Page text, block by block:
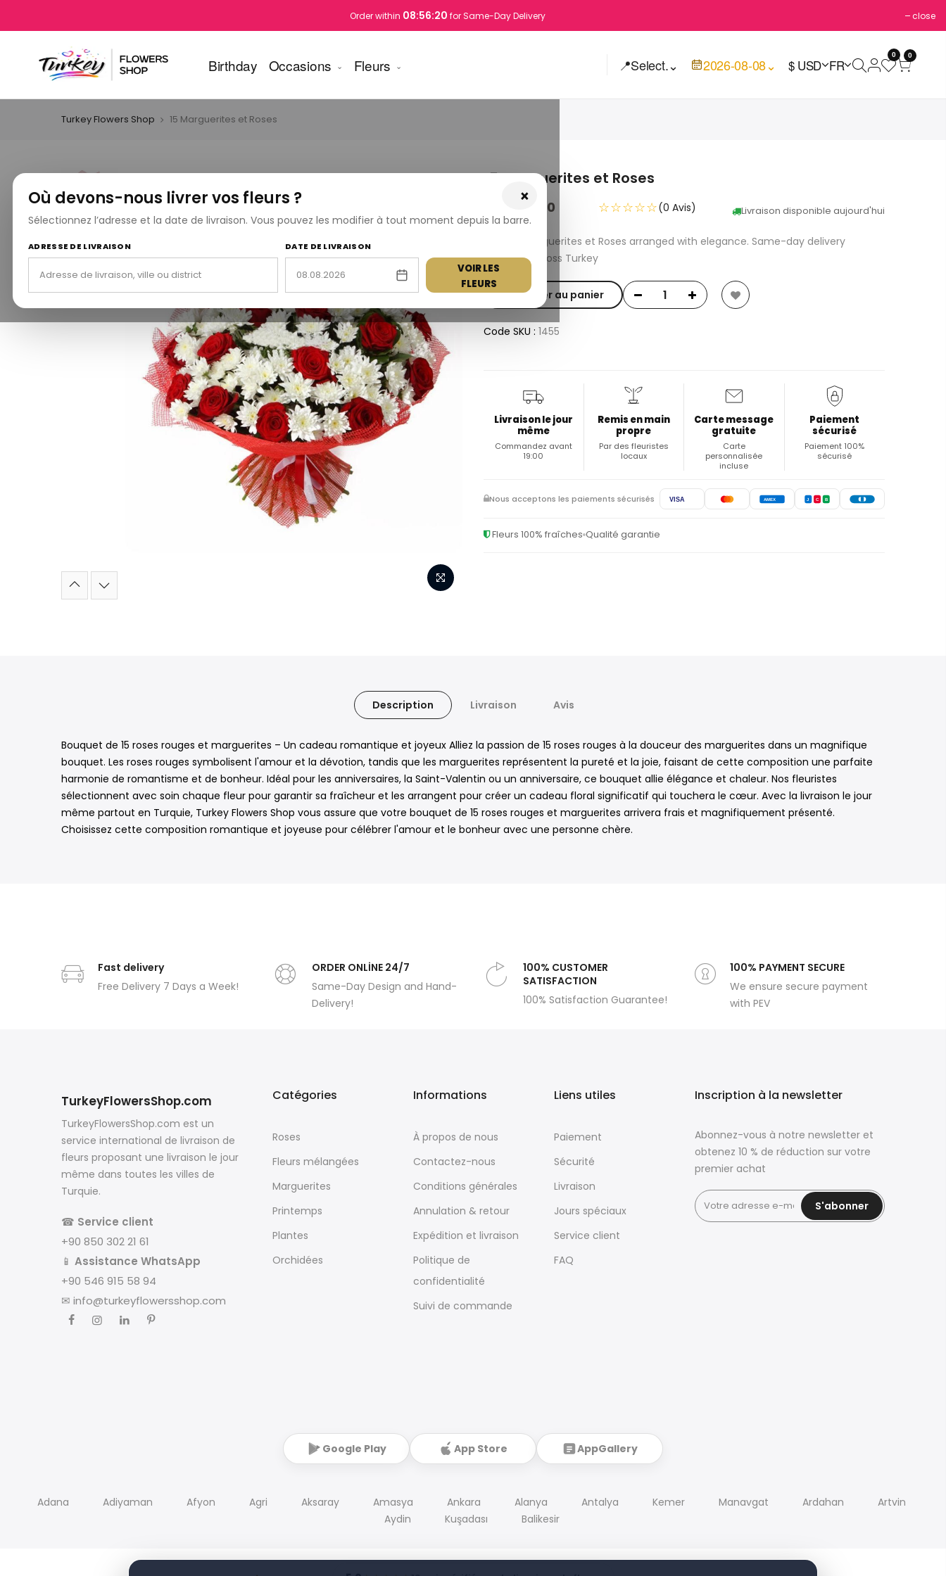
Order within08:56:19for Same-Day Delivery close
Birthday Occasions Fleurs 📍Select.⌄ 2026-08-08⌄ $ USD FR
0 0
×
Où devons-nous livrer vos fleurs ?
Sélectionnez l’adresse et la date de livraison. Vous pouvez les modifier à tout moment depuis la barre.
ADRESSE DE LIVRAISON DATE DE LIVRAISON
VOIR LES
FLEURS
Turkey Flowers Shop 15 Marguerites et Roses
15 Marguerites et Roses
USD 140.00 Livraison disponible aujourd'hui
☆☆☆☆☆(0 Avis)
Fresh 15 Marguerites et Roses arranged with elegance. Same-day delivery
available across Turkey
Ajouter au panier
Code SKU : 1455
Livraison le jour
même
Commandez avant
19:00
Remis en main
propre
Par des fleuristes
locaux
Carte message
gratuite
Carte
personnalisée
incluse
Paiement
sécurisé
Paiement 100%
sécurisé
Nous acceptons les paiements sécurisés VISA AMEX J C B
Fleurs 100% fraîches Qualité garantie
Description Livraison Avis
Bouquet de 15 roses rouges et marguerites – Un cadeau romantique et joyeux Alliez la passion de 15 roses rouges à la douceur des marguerites dans un magnifique
bouquet. Les roses rouges symbolisent l'amour et la dévotion, tandis que les marguerites représentent la pureté et la joie, faisant de cette composition une parfaite
harmonie de romantisme et de bonheur. Idéal pour les anniversaires, la Saint-Valentin ou un anniversaire, ce bouquet allie élégance et chaleur. Nos fleuristes
sélectionnent avec soin chaque fleur pour garantir sa fraîcheur et les arrangent pour créer un cadeau floral significatif qui touchera le cœur. Avec la livraison le jour
même partout en Turquie, Turkey Flowers Shop vous assure que votre bouquet de 15 roses rouges et marguerites arrivera frais et magnifiquement présenté.
Choisissez cette composition romantique et joyeuse pour célébrer l'amour et le bonheur avec une personne chère.
Fast delivery
Free Delivery 7 Days a Week!
ORDER ONLİNE 24/7
Same-Day Design and Hand-
Delivery!
100% CUSTOMER
SATISFACTION
100% Satisfaction Guarantee!
100% PAYMENT SECURE
We ensure secure payment
with PEV
TurkeyFlowersShop.com
TurkeyFlowersShop.com est un
service international de livraison de
fleurs proposant une livraison le jour
même dans toutes les villes de
Turquie.
☎ Service client
+90 850 302 21 61
📱 Assistance WhatsApp
+90 546 915 58 94
✉ info@turkeyflowersshop.com
Catégories
Roses
Fleurs mélangées
Marguerites
Printemps
Plantes
Orchidées
Informations
À propos de nous
Contactez-nous
Conditions générales
Annulation & retour
Expédition et livraison
Politique de
confidentialité
Suivi de commande
Liens utiles
Paiement
Sécurité
Livraison
Jours spéciaux
Service client
FAQ
Inscription à la newsletter
Abonnez-vous à notre newsletter et
obtenez 10 % de réduction sur votre
premier achat
S'abonner
Google Play App Store AppGallery
Adana Adiyaman Afyon Agri Aksaray Amasya Ankara Alanya Antalya Kemer Manavgat Ardahan
Artvin
Aydin
Kuşadası Balikesir